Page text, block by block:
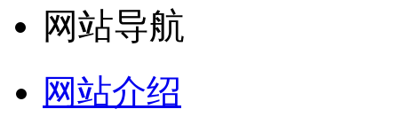
网站导航
网站介绍